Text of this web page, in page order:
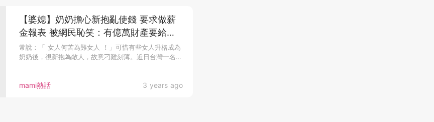
mami熱話 3 years ago
【婆媳】奶奶擔心新抱亂使錢 要求做薪
金報表 被網民恥笑：有億萬財產要給新
抱繼承？
常說：「 女人何苦為難女人 ！」可惜有些女人升格成為
奶奶後，視新抱為敵人，故意刁難刻薄。近日台灣一名女